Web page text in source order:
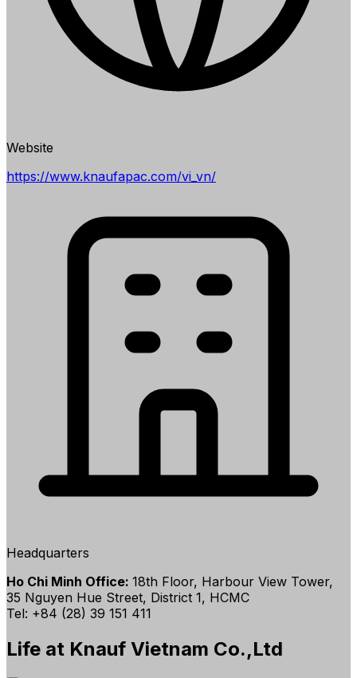
Website
https://www.knaufapac.com/vi_vn/
Headquarters
Ho Chi Minh Office: 18th Floor, Harbour View Tower,
35 Nguyen Hue Street, District 1, HCMC
Tel: +84 (28) 39 151 411
Life at Knauf Vietnam Co.,Ltd